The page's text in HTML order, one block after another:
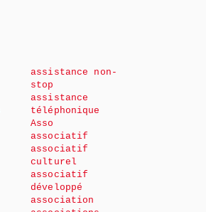
assistance non-
stop
assistance
téléphonique
Asso
associatif
associatif
culturel
associatif
développé
association